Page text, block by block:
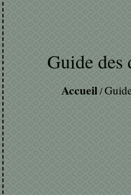
Guide des
Accueil/